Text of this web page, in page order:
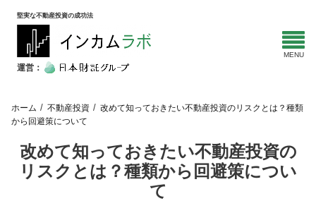
堅実な不動産投資の成功法
運営：
ホーム 不動産投資
改めて知っておきたい不動産投資のリスクとは？種類
から回避策について
改めて知っておきたい不動産投資の
リスクとは？種類から回避策につい
て